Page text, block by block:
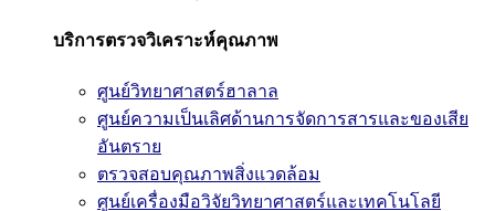
บริการตรวจวิเคราะห์คุณภาพ
ศูนย์วิทยาศาสตร์ฮาลาล
ศูนย์ความเป็นเลิศด้านการจัดการสารและของเสีย
อันตราย
ตรวจสอบคุณภาพสิ่งแวดล้อม
ศูนย์เครื่องมือวิจัยวิทยาศาสตร์และเทคโนโลยี